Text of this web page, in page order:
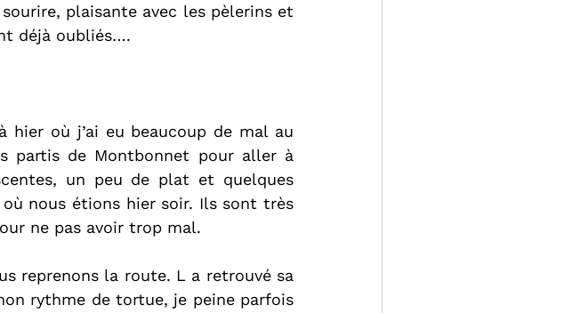
plaisante avec les pèlerins et
déjà oubliés….
hier où j’ai eu beaucoup de mal au
partis de Montbonnet pour aller à
un peu de plat et quelques
nous étions hier soir. Ils sont très
ne pas avoir trop mal.
reprenons la route. L a retrouvé sa
rythme de tortue, je peine parfois